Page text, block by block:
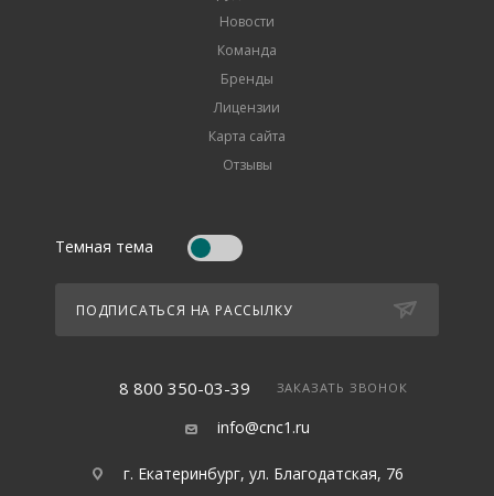
Новости
Команда
Бренды
Лицензии
Карта сайта
Отзывы
Темная тема
ПОДПИСАТЬСЯ НА РАССЫЛКУ
8 800 350-03-39 ЗАКАЗАТЬ ЗВОНОК
info@cnc1.ru
г. Екатеринбург, ул. Благодатская, 76